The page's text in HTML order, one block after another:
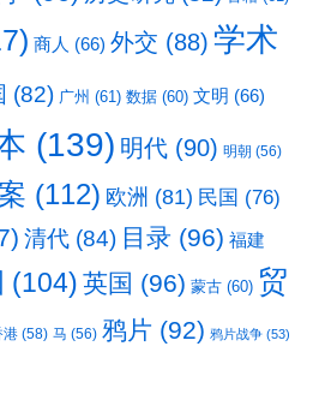
商人 (66) 外交 (88) 学术
(82) 广州 (61) 数据 (60) 文明 (66)
(139) 明代 (90) 明朝 (56)
(112) 欧洲 (81) 民国 (76)
清代 (84) 目录 (96) 福建
(104) 英国 (96) 蒙古 (60) 贸
港 (58) 马 (56) 鸦片 (92) 鸦片战争 (53)